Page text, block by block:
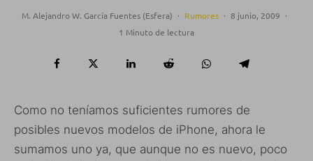
M. Alejandro W. García Fuentes (Esfera) · Rumores · 8 junio, 2009 ·
1 Minuto de lectura
Como no teníamos suficientes rumores de
posibles nuevos modelos de iPhone, ahora le
sumamos uno ya, que aunque no es nuevo, poco